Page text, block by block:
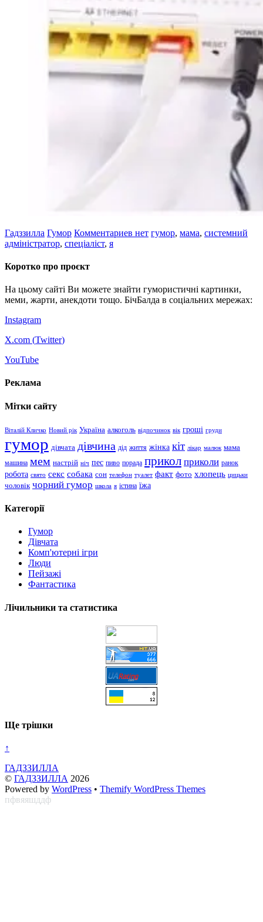
Гадззилла Гумор Комментариев нет гумор, мама, системний
адміністратор, спеціаліст, я
Коротко про проєкт
На цьому сайті Ви можете знайти гумористичні картинки,
меми, жарти, анекдоти тощо. БічБалда в соціальних мережах:
Instagram
X.com (Twitter)
YouTube
Реклама
Мітки сайту
Віталій Кличко Новий рік Україна алкоголь відпочинок вік гроші груди
гумор дівчата дівчина дід життя жінка кіт лікар малюк мама
машина мем настрій ніч пес пиво порада прикол приколи ранок
робота свято секс собака сон телефон туалет факт фото хлопець цицьки
чоловік чорний гумор школа я істина їжа
Категорії
Гумор
Дівчата
Комп'ютерні ігри
Люди
Пейзажі
Фантастика
Лічильники та статистика
Ще трішки
↑
ГАДЗЗИЛЛА
© ГАДЗЗИЛЛА 2026
Powered by WordPress • Themify WordPress Themes
пфвяяшддф